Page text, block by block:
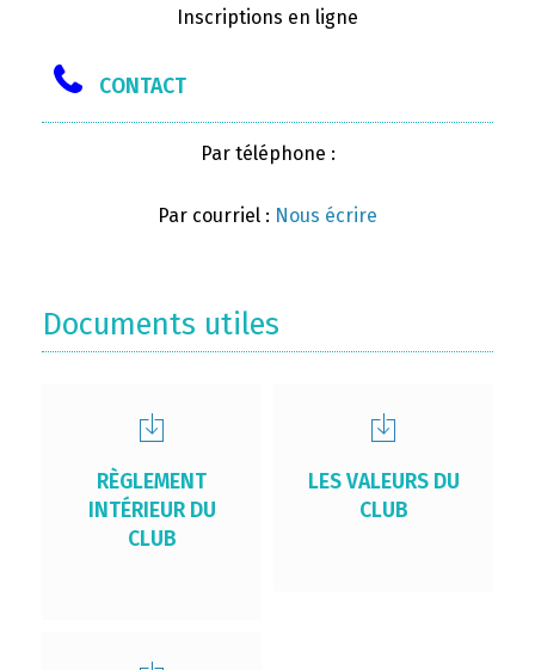
Inscriptions en ligne
CONTACT
Par téléphone :
Par courriel : Nous écrire
Documents utiles
RÈGLEMENT
INTÉRIEUR DU
CLUB
LES VALEURS DU
CLUB